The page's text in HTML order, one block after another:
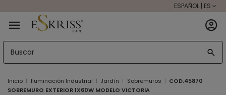
ESPAÑOL | ES
Inicio Iluminación Industrial Jardín Sobremuros
COD.45870
SOBREMURO EXTERIOR 1X60W MODELO VICTORIA